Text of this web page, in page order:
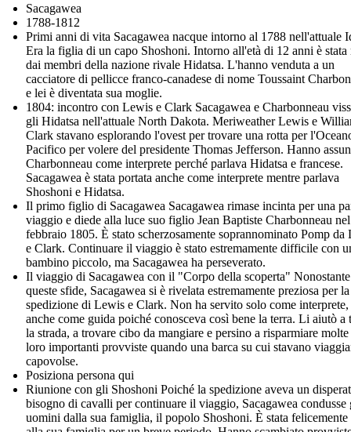
Sacagawea
1788-1812
Primi anni di vita Sacagawea nacque intorno al 1788 nell'attuale
Era la figlia di un capo Shoshoni. Intorno all'età di 12 anni è stata
dai membri della nazione rivale Hidatsa. L'hanno venduta a un
cacciatore di pellicce franco-canadese di nome Toussaint
e lei è diventata sua moglie.
1804: incontro con Lewis e Clark Sacagawea e Charbonneau
gli Hidatsa nell'attuale North Dakota. Meriweather Lewis e
Clark stavano esplorando l'ovest per trovare una rotta per
Pacifico per volere del presidente Thomas Jefferson. Hanno
Charbonneau come interprete perché parlava Hidatsa e francese.
Sacagawea è stata portata anche come interprete mentre parlava
Shoshoni e Hidatsa.
Il primo figlio di Sacagawea Sacagawea rimase incinta per una
viaggio e diede alla luce suo figlio Jean Baptiste Charbonneau nel
febbraio 1805. È stato scherzosamente soprannominato Pomp da
e Clark. Continuare il viaggio è stato estremamente difficile con
bambino piccolo, ma Sacagawea ha perseverato.
Il viaggio di Sacagawea con il "Corpo della scoperta" Nonostante
queste sfide, Sacagawea si è rivelata estremamente preziosa per la
spedizione di Lewis e Clark. Non ha servito solo come interprete,
anche come guida poiché conosceva così bene la terra. Li aiutò a
la strada, a trovare cibo da mangiare e persino a risparmiare
loro importanti provviste quando una barca su cui stavano
capovolse.
Posiziona persona qui
Riunione con gli Shoshoni Poiché la spedizione aveva un
bisogno di cavalli per continuare il viaggio, Sacagawea condusse
uomini dalla sua famiglia, il popolo Shoshoni. È stata